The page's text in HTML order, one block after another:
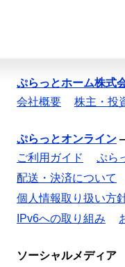
ぷらっとホーム株式
会社概要
株主・投
ぷらっとオンライン
ご利用ガイド
ぷら
配送・決済について
個人情報取り扱い方
IPv6への取り組み
ソーシャルメディア